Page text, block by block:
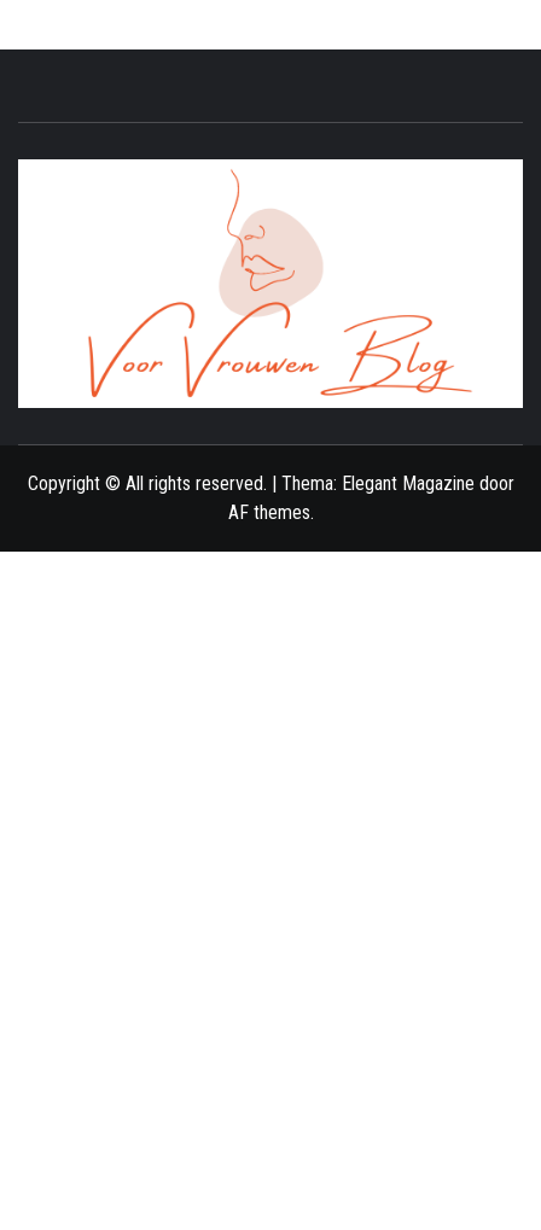
Copyright © All rights reserved. | Thema: Elegant Magazine door
AF themes.